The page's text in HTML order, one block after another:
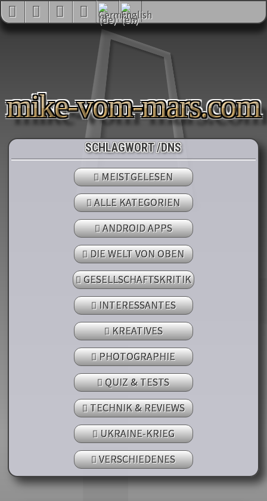
mike-vom-mars.com
SCHLAGWORT /DNS
MEISTGELESEN
ALLE KATEGORIEN
ANDROID APPS
DIE WELT VON OBEN
GESELLSCHAFTSKRITIK
INTERESSANTES
KREATIVES
PHOTOGRAPHIE
QUIZ & TESTS
TECHNIK & REVIEWS
UKRAINE-KRIEG
VERSCHIEDENES